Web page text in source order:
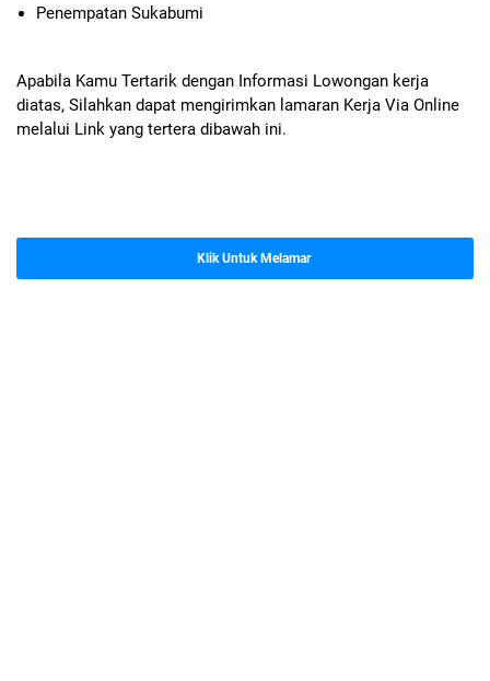
Penempatan Sukabumi
Apabila Kamu Tertarik dengan Informasi Lowongan kerja
diatas, Silahkan dapat mengirimkan lamaran Kerja Via Online
melalui Link yang tertera dibawah ini.
Klik Untuk Melamar